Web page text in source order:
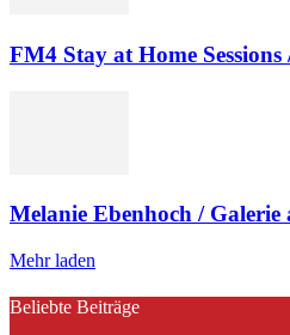
FM4 Stay at Home
Melanie Ebenhoch /
Mehr laden
Beliebte Beiträge